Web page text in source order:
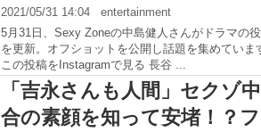
2021/05/31 14:04
entertainment
5月31日、Sexy Zoneの中島健人さんがドラマの
を更新。オフショットを公開し話題を集めていま
この投稿をInstagramで見る 長谷 ...
「吉永さんも人間」セクゾ
合の素顔を知って安堵！？